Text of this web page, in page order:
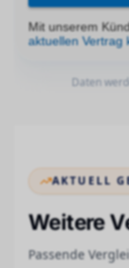
Daten
AKTUELL
Weitere
Passende